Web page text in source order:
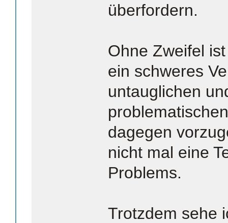
überfordern.
Ohne Zweifel
ein schweres
untauglichen
dagegen
nicht mal eine
Problems.
Trotzdem sehe